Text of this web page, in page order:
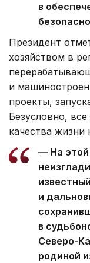
в
Президент
хозяйством в
и
проекты,
Безусловно,
качества жизни
— На этой
и
в
Северо-
родиной